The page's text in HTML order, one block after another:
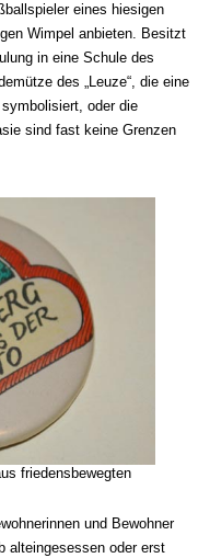
eines hiesigen
Wimpel anbieten. Besitzt
in eine Schule des
des „Leuze“, die eine
oder die
sind fast keine Grenzen
friedensbewegten
und Bewohner
alteingesessen oder erst